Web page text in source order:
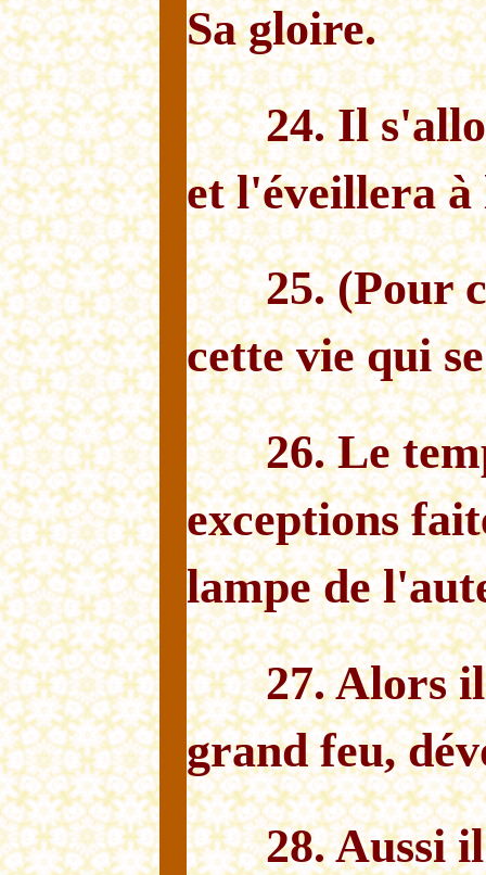
Sa gloire.
24. Il
et l'éveillera
25. (Pour
cette vie qui
26. Le
exceptions
lampe de
27. Alors
grand feu,
28. Aussi